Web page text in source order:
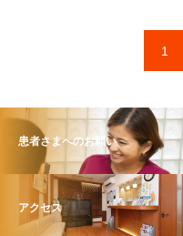
1
患者さまへのお願い
アクセス